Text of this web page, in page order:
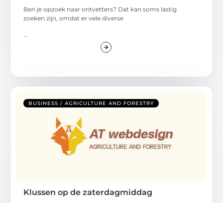
Ben je opzoek naar ontvetters? Dat kan soms lastig
zoeken zijn, omdat er vele diverse
BUSINESS / AGRICULTURE AND FORESTRY
Klussen op de zaterdagmiddag